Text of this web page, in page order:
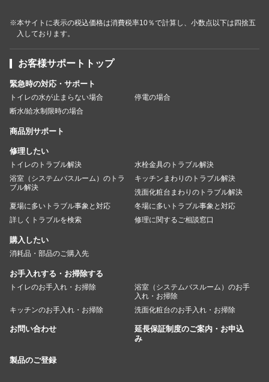
※本サイトに表示の税込価格は消費税率10％で計算し、小数点以下は四捨五
入しております。
お客様サポートトップ
緊急時の対応・サポート
トイレの水が止まらない場合
停電の場合
断水/給水制限時の場合
商品別サポート
修理したい
トイレのトラブル解決
水栓金具のトラブル解決
浴室（システムバスルーム）のトラ
ブル解決
キッチンまわりのトラブル解決
洗面化粧台まわりのトラブル解決
夏場に多いトラブル事象と対応
冬場に多いトラブル事象と対応
詳しくトラブルを検索
修理に関するご相談窓口
購入したい
消耗品・部品のご購入先
お手入れする・お掃除する
トイレのお手入れ・お掃除
浴室（システムバスルーム）のお手
入れ・お掃除
キッチンのお手入れ・お掃除
洗面化粧台のお手入れ・お掃除
お問い合わせ
延長保証制度のご案内・お申込
み
製品のご登録